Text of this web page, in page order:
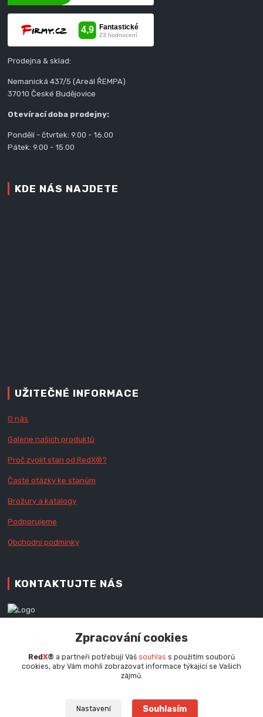
Prodejna & sklad:
Nemanická 437/5 (Areál ŘEMPA)
37010 České Budějovice
Otevírací doba prodejny:
Pondělí - čtvrtek: 9.00 - 16.00
Pátek: 9.00 - 15.00
KDE NÁS NAJDETE
UŽITEČNÉ INFORMACE
O nás
Galerie našich produktů
Proč zvolit stan od RedX®?
Časté otázky ke stanům
Brožury a katalogy
Podporujeme
Obchodní podmínky
KONTAKTUJTE NÁS
+420 777 979 111
info@redx.cz
Zpracování cookies
Red X® a partneři potřebují Váš souhlas s použitím souborů
cookies, aby Vám mohli zobrazovat informace týkající se Vašich
zájmů.
Nastavení Souhlasím